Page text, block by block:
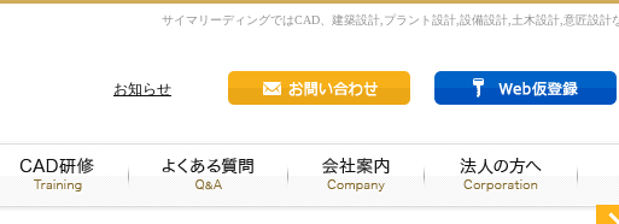
サイマリーディングではCAD、建築設計,プラント設計,設備設計,土木設計,意匠設計
お知らせ